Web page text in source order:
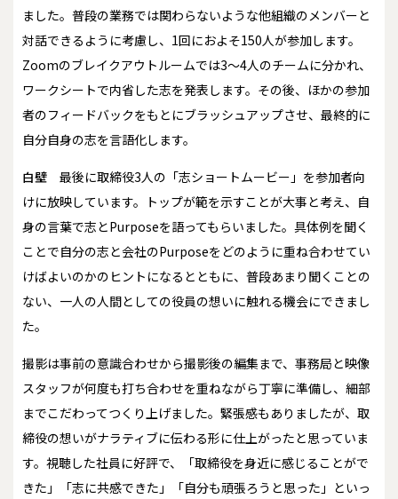
ました。普段の業務では関わらないような他組織のメンバーと
対話できるように考慮し、1回におよそ150人が参加します。
Zoomのブレイクアウトルームでは3～4人のチームに分かれ、
ワークシートで内省した志を発表します。その後、ほかの参加
者のフィードバックをもとにブラッシュアップさせ、最終的に
自分自身の志を言語化します。
白壁
最後に取締役3人の「志ショートムービー」を参加者向
けに放映しています。トップが範を示すことが大事と考え、自
身の言葉で志とPurposeを語ってもらいました。具体例を聞く
ことで自分の志と会社のPurposeをどのように重ね合わせてい
けばよいのかのヒントになるとともに、普段あまり聞くことの
ない、一人の人間としての役員の想いに触れる機会にできまし
た。
撮影は事前の意識合わせから撮影後の編集まで、事務局と映像
スタッフが何度も打ち合わせを重ねながら丁寧に準備し、細部
までこだわってつくり上げました。緊張感もありましたが、取
締役の想いがナラティブに伝わる形に仕上がったと思っていま
す。視聴した社員に好評で、「取締役を身近に感じることがで
きた」「志に共感できた」「自分も頑張ろうと思った」といっ